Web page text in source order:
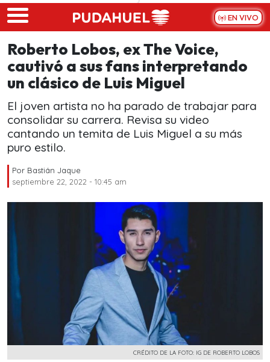
Skip to main content
EN VIVO
Roberto Lobos, ex The Voice,
cautivó a sus fans interpretando
un clásico de Luis Miguel
El joven artista no ha parado de trabajar para
consolidar su carrera. Revisa su video
cantando un temita de Luis Miguel a su más
puro estilo.
Por Bastián Jaque
septiembre 22, 2022 - 10:45 am
CRÉDITO DE LA FOTO: IG DE ROBERTO LOBOS